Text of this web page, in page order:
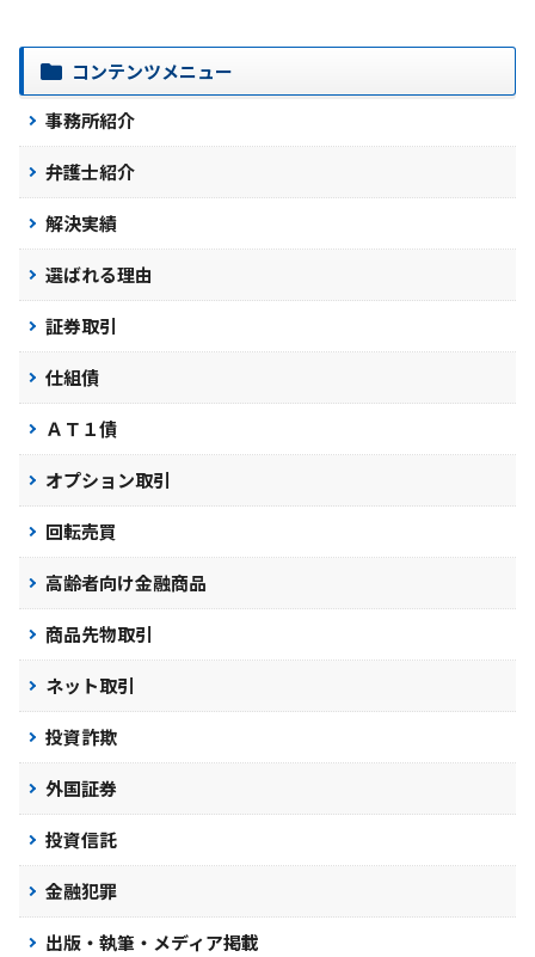
コンテンツメニュー
事務所紹介
弁護士紹介
解決実績
選ばれる理由
証券取引
仕組債
ＡＴ１債
オプション取引
回転売買
高齢者向け金融商品
商品先物取引
ネット取引
投資詐欺
外国証券
投資信託
金融犯罪
出版・執筆・メディア掲載